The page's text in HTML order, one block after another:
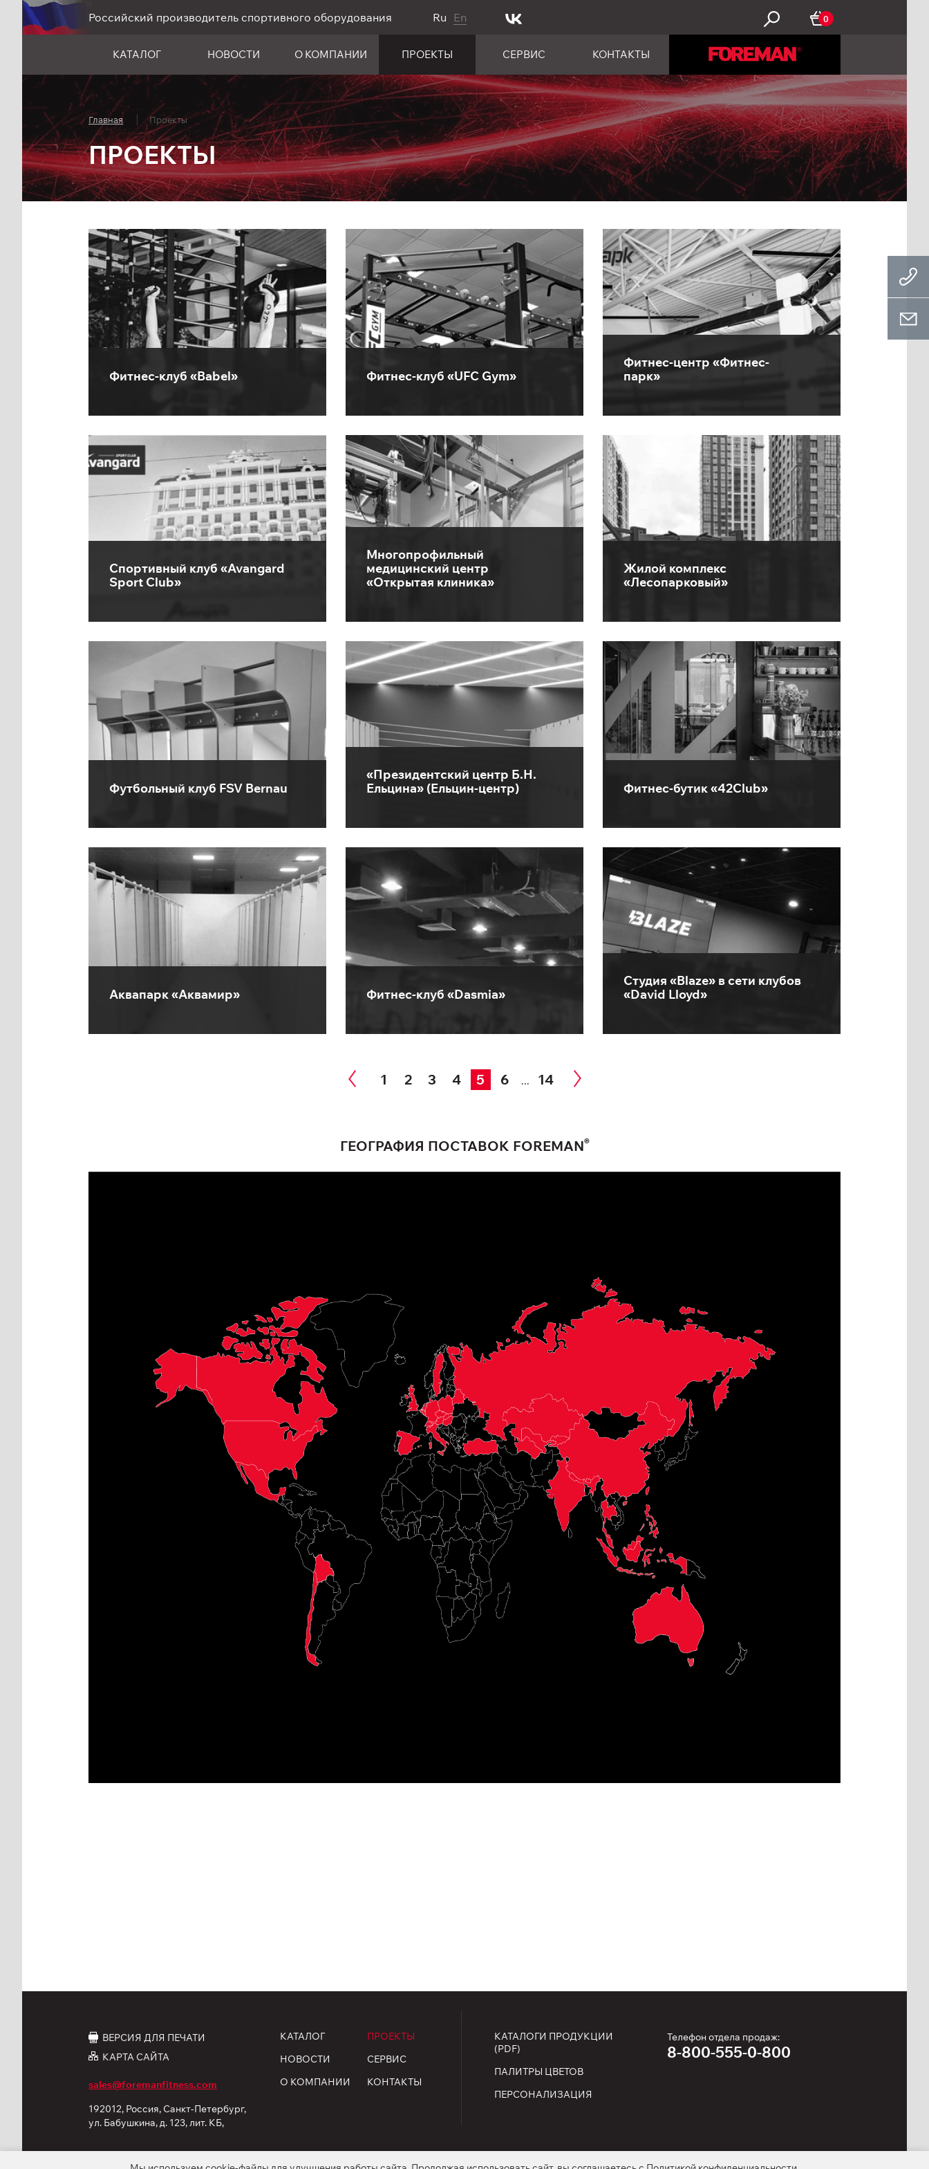
Российский производитель спортивного оборудования Ru En 0
КАТАЛОГ НОВОСТИ О КОМПАНИИ ПРОЕКТЫ СЕРВИС КОНТАКТЫ
Главная Проекты
ПРОЕКТЫ
Фитнес-клуб «Babel» Фитнес-клуб «UFC Gym»
Фитнес-центр «Фитнес-
парк»
Спортивный клуб «Avangard
Sport Club»
Многопрофильный
медицинский центр
«Открытая клиника»
Жилой комплекс
«Лесопарковый»
Футбольный клуб FSV Bernau
«Президентский центр Б.Н.
Ельцина» (Ельцин-центр)
Фитнес-бутик «42Club»
Аквапарк «Аквамир» Фитнес-клуб «Dasmia»
Студия «Blaze» в сети клубов
«David Lloyd»
1 2 3 4 5 6 ... 14
ГЕОГРАФИЯ ПОСТАВОК FOREMAN®
ВЕРСИЯ ДЛЯ ПЕЧАТИ
КАРТА САЙТА
sales@foremanfitness.com
192012, Россия, Санкт-Петербург,
ул. Бабушкина, д. 123, лит. КБ,
КАТАЛОГ
НОВОСТИ
О КОМПАНИИ
ПРОЕКТЫ
СЕРВИС
КОНТАКТЫ
КАТАЛОГИ ПРОДУКЦИИ
(PDF)
ПАЛИТРЫ ЦВЕТОВ
ПЕРСОНАЛИЗАЦИЯ
Телефон отдела продаж:
8-800-555-0-800